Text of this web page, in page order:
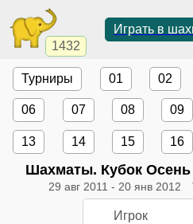
1432
Играть в
Турниры 01 02
06 07 08 09
13 14 15 16
Шахматы. Кубок Осень
29 авг 2011 - 20 янв 2012
Игрок